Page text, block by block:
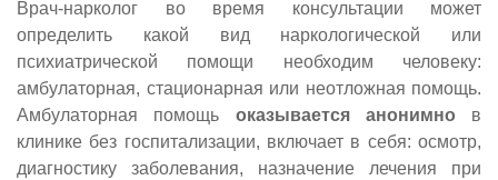
Врач-нарколог во время консультации может
определить какой вид наркологической или
психиатрической помощи необходим человеку:
амбулаторная, стационарная или неотложная помощь.
Амбулаторная помощь оказывается анонимно в
клинике без госпитализации, включает в себя: осмотр,
диагностику заболевания, назначение лечения при